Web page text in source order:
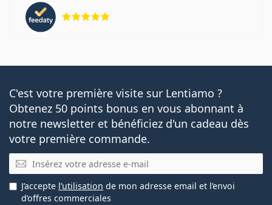
C'est votre première visite sur Lentiamo ?
Obtenez 50 points bonus en vous abonnant à
notre newsletter et bénéficiez d'un cadeau dès
votre première commande.
E-mail
J’accepte l’utilisation de mon adresse email et l’envoi
d’offres commerciales